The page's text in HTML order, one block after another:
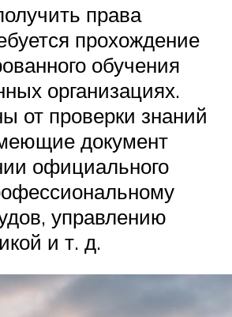
права
прохождение
обучения
организациях.
от проверки знаний
документ
официального
управлению
и т. д.